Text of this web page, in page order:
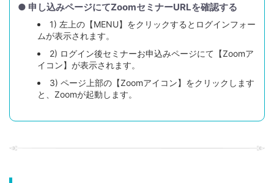
● 申し込みページにてZoomセミナーURLを確認する
1) 左上の【MENU】をクリックするとログインフォー
ムが表示されます。
2) ログイン後セミナーお申込みページにて【Zoomア
イコン】が表示されます。
3) ページ上部の【Zoomアイコン】をクリックします
と、Zoomが起動します。